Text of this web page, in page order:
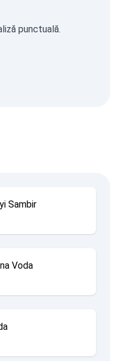
punctuală.
Sambir
Voda